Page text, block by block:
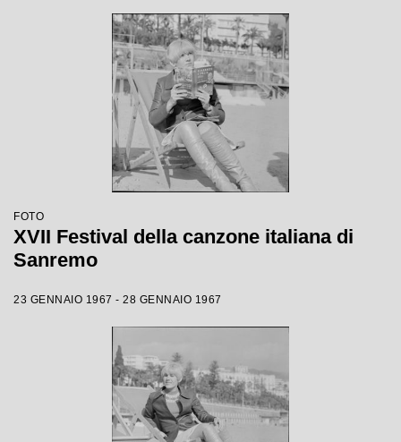
FOTO
XVII Festival della canzone italiana di
Sanremo
23 GENNAIO 1967 - 28 GENNAIO 1967